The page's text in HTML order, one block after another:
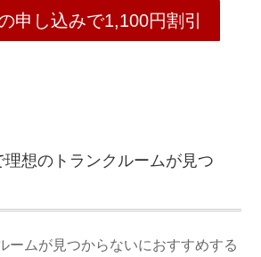
申し込みで1,100円割引
想のトランクルームが見つ
ームが見つからないにおすすめする